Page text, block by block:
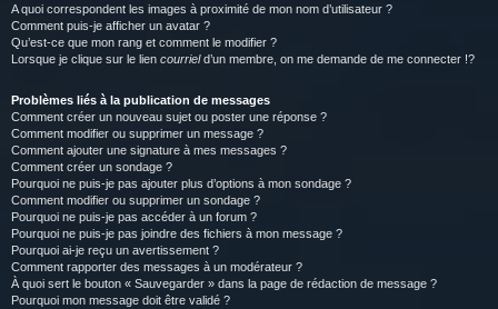
A quoi correspondent les images à proximité de mon nom d’utilisateur ?
Comment puis-je afficher un avatar ?
Qu’est-ce que mon rang et comment le modifier ?
Lorsque je clique sur le lien courrield’un membre, on me demande de me connecter !?
Problèmes liés à la publication de messages
Comment créer un nouveau sujet ou poster une réponse ?
Comment modifier ou supprimer un message ?
Comment ajouter une signature à mes messages ?
Comment créer un sondage ?
Pourquoi ne puis-je pas ajouter plus d’options à mon sondage ?
Comment modifier ou supprimer un sondage ?
Pourquoi ne puis-je pas accéder à un forum ?
Pourquoi ne puis-je pas joindre des fichiers à mon message ?
Pourquoi ai-je reçu un avertissement ?
Comment rapporter des messages à un modérateur ?
À quoi sert le bouton « Sauvegarder » dans la page de rédaction de message ?
Pourquoi mon message doit être validé ?